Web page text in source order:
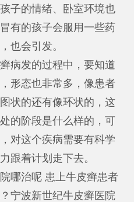
子的情绪、卧室环境也
有的孩子会服用一些药
也会引发。
发的过程中，要知道
形态也非常多，像患者
状的还有像环状的，这
的阶段是什么样的，可
对这个疾病需要有科学
跟着计划走下去。
治呢 患上牛皮癣患者
宁波新世纪牛皮癣医院